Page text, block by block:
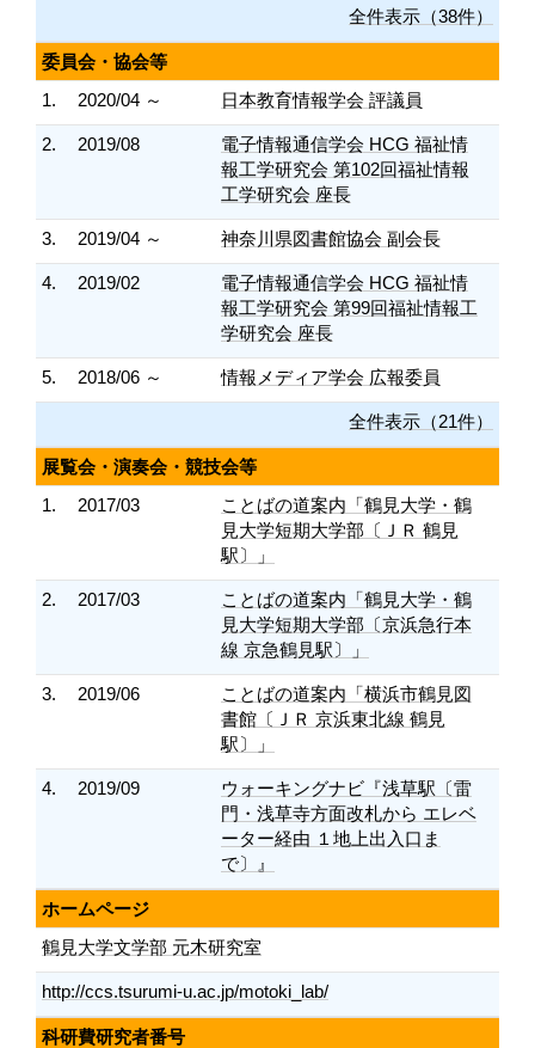
全件表示（38件）
委員会・協会等
1.
2020/04 ～ 日本教育情報学会 評議員
2. 2019/08
電子情報通信学会 HCG 福祉情
報工学研究会 第102回福祉情報
工学研究会 座長
3. 2019/04 ～ 神奈川県図書館協会 副会長
4. 2019/02
電子情報通信学会 HCG 福祉情
報工学研究会 第99回福祉情報工
学研究会 座長
5. 2018/06 ～ 情報メディア学会 広報委員
全件表示（21件）
展覧会・演奏会・競技会等
1.
2017/03
ことばの道案内「鶴見大学・鶴
見大学短期大学部〔ＪＲ 鶴見
駅〕」
2. 2017/03
ことばの道案内「鶴見大学・鶴
見大学短期大学部〔京浜急行本
線 京急鶴見駅〕」
3. 2019/06
ことばの道案内「横浜市鶴見図
書館〔ＪＲ 京浜東北線 鶴見
駅〕」
4. 2019/09
ウォーキングナビ『浅草駅〔雷
門・浅草寺方面改札から エレベ
ーター経由 １地上出入口ま
で〕』
ホームページ
鶴見大学文学部 元木研究室
http://ccs.tsurumi-u.ac.jp/motoki_lab/
科研費研究者番号